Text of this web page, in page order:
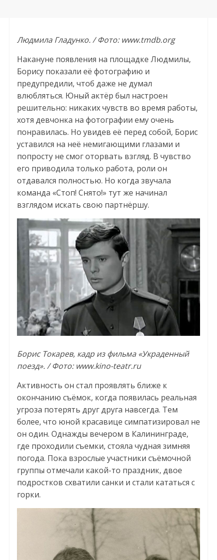
Людмила Гладунко. / Фото: www.tmdb.org
Накануне появления на площадке Людмилы,
Борису показали её фотографию и
предупредили, чтоб даже не думал
влюбляться. Юный актёр был настроен
решительно: никаких чувств во время работы,
хотя девчонка на фотографии ему очень
понравилась. Но увидев её перед собой, Борис
уставился на неё немигающими глазами и
попросту не смог оторвать взгляд. В чувство
его приводила только работа, роли он
отдавался полностью. Но когда звучала
команда «Стоп! Снято!» тут же начинал
взглядом искать свою партнёршу.
Борис Токарев, кадр из фильма «Украденный
поезд». / Фото: www.kino-teatr.ru
Активность он стал проявлять ближе к
окончанию съёмок, когда появилась реальная
угроза потерять друг друга навсегда. Тем
более, что юной красавице симпатизировал не
он один. Однажды вечером в Калининграде,
где проходили съемки, стояла чудная зимняя
погода. Пока взрослые участники съёмочной
группы отмечали какой-то праздник, двое
подростков схватили санки и стали кататься с
горки.